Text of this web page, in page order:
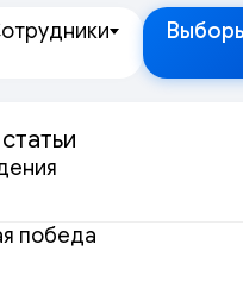
победа